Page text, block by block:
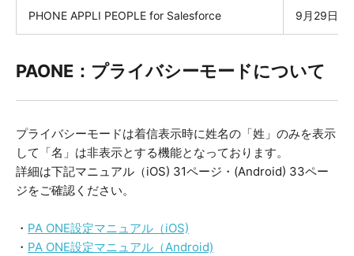
PHONE APPLI PEOPLE for Salesforce 9月29日（
PAONE：プライバシーモードについて
プライバシーモードは着信表示時に姓名の「姓」のみを表示
して「名」は非表示とする機能となっております。
詳細は下記マニュアル（iOS) 31ページ・(Android) 33ペー
ジをご確認ください。
・ PA ONE設定マニュアル（iOS)
・ PA ONE設定マニュアル（Android)